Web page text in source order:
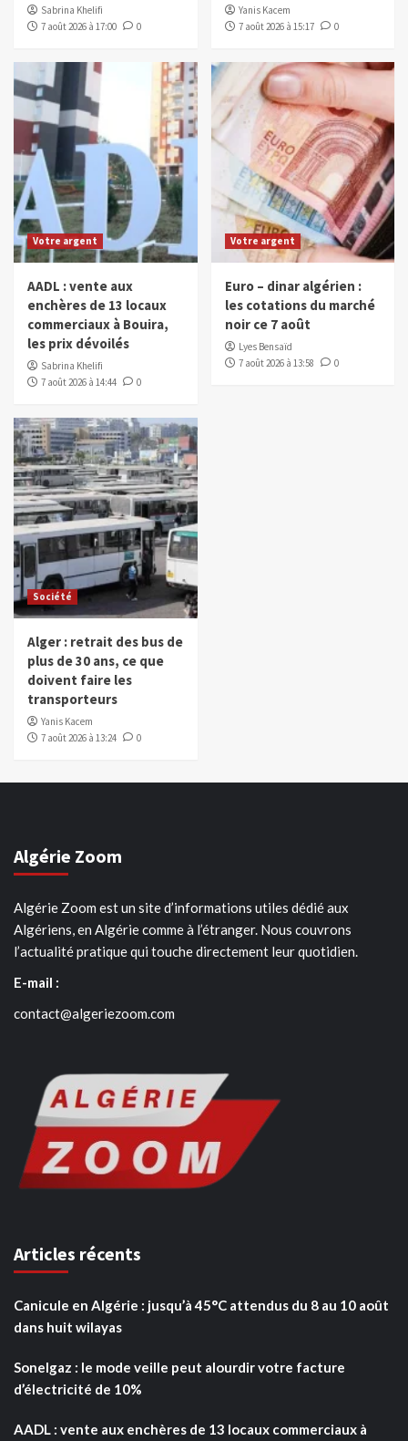
Sabrina Khelifi
7 août 2026 à 17:00
0
Yanis Kacem
7 août 2026 à 15:17
0
Votre argent
AADL : vente aux
enchères de 13 locaux
commerciaux à Bouira,
les prix dévoilés
Sabrina Khelifi
7 août 2026 à 14:44
0
Votre argent
Euro – dinar algérien :
les cotations du marché
noir ce 7 août
Lyes Bensaïd
7 août 2026 à 13:58
0
Société
Alger : retrait des bus de
plus de 30 ans, ce que
doivent faire les
transporteurs
Yanis Kacem
7 août 2026 à 13:24
0
Algérie Zoom
Algérie Zoom est un site d’informations utiles dédié aux
Algériens, en Algérie comme à l’étranger. Nous couvrons
l’actualité pratique qui touche directement leur quotidien.
E-mail :
contact@algeriezoom.com
Articles récents
Canicule en Algérie : jusqu’à 45°C attendus du 8 au 10 août
dans huit wilayas
Sonelgaz : le mode veille peut alourdir votre facture
d’électricité de 10%
AADL : vente aux enchères de 13 locaux commerciaux à